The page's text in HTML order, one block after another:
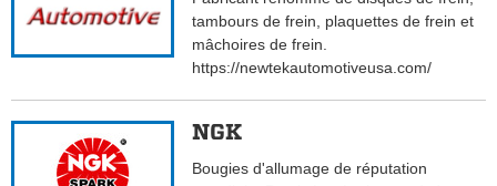
tambours de frein, plaquettes de frein et
mâchoires de frein.
https://newtekautomotiveusa.com/
NGK
Bougies d'allumage de réputation